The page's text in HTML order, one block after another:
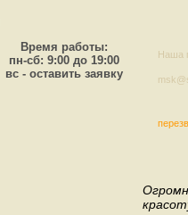
Время работы:
пн-сб: 9:00 до 19:00
вс - оставить заявку
Наша